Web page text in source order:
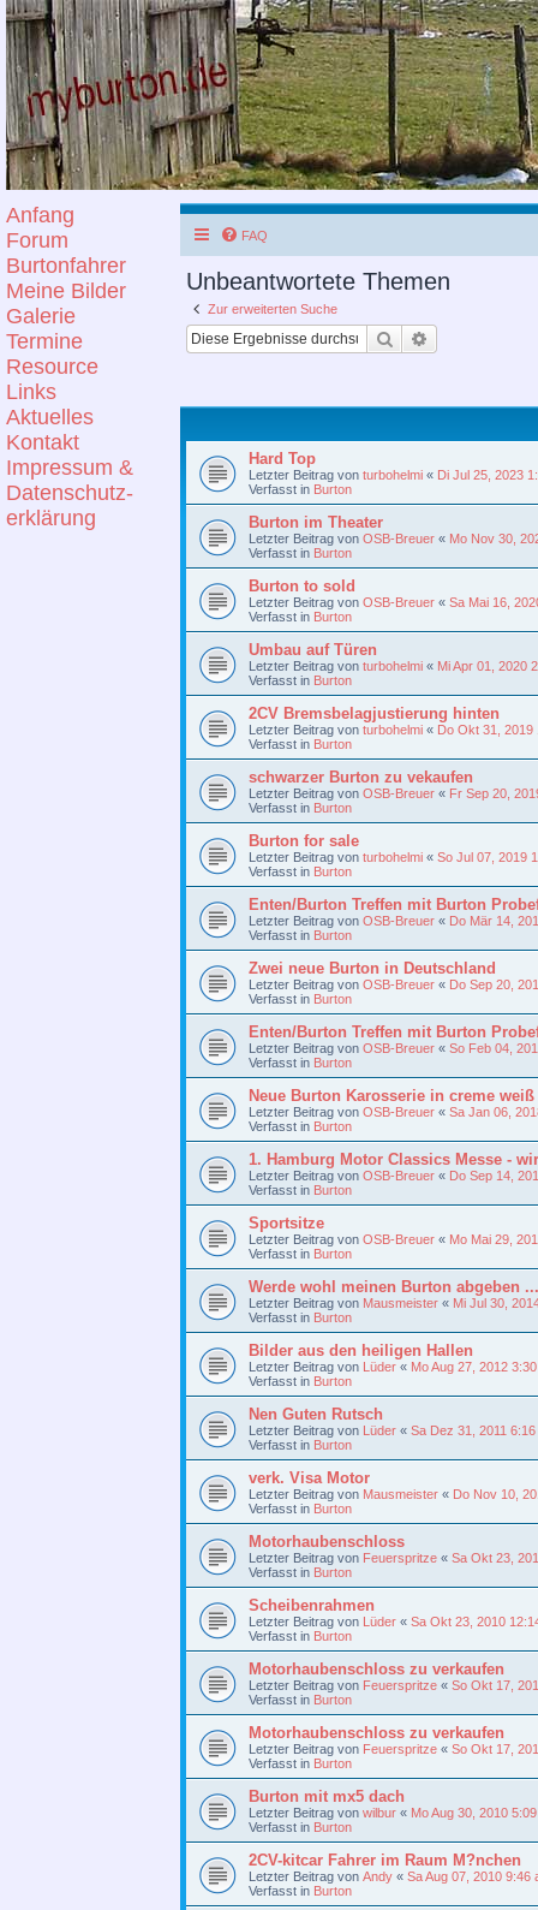
Anfang
Forum
Burtonfahrer
Meine Bilder
Galerie
Termine
Resource
Links
Aktuelles
Kontakt
Impressum &
Datenschutz-
erklärung
FAQ
Unbeantwortete Themen
Zur erweiterten Suche
Suche
Hard Top
Letzter Beitrag von turbohelmi « Di Jul 25, 2023
Verfasst in Burton
Burton im Theater
Letzter Beitrag von OSB-Breuer « Mo Nov 30,
Verfasst in Burton
Burton to sold
Letzter Beitrag von OSB-Breuer « Sa Mai 16,
Verfasst in Burton
Umbau auf Türen
Letzter Beitrag von turbohelmi « Mi Apr 01, 2020
Verfasst in Burton
2CV Bremsbelagjustierung hinten
Letzter Beitrag von turbohelmi « Do Okt 31, 2019
Verfasst in Burton
schwarzer Burton zu vekaufen
Letzter Beitrag von OSB-Breuer « Fr Sep 20,
Verfasst in Burton
Burton for sale
Letzter Beitrag von turbohelmi « So Jul 07, 2019
Verfasst in Burton
Enten/Burton Treffen mit Burton
Letzter Beitrag von OSB-Breuer « Do Mär 14,
Verfasst in Burton
Zwei neue Burton in Deutschland
Letzter Beitrag von OSB-Breuer « Do Sep 20,
Verfasst in Burton
Enten/Burton Treffen mit Burton
Letzter Beitrag von OSB-Breuer « So Feb 04,
Verfasst in Burton
Neue Burton Karosserie in creme
Letzter Beitrag von OSB-Breuer « Sa Jan 06,
Verfasst in Burton
1. Hamburg Motor Classics Messe -
Letzter Beitrag von OSB-Breuer « Do Sep 14,
Verfasst in Burton
Sportsitze
Letzter Beitrag von OSB-Breuer « Mo Mai 29,
Verfasst in Burton
Werde wohl meinen Burton abgeben
Letzter Beitrag von Mausmeister « Mi Jul 30,
Verfasst in Burton
Bilder aus den heiligen Hallen
Letzter Beitrag von Lüder « Mo Aug 27, 2012
Verfasst in Burton
Nen Guten Rutsch
Letzter Beitrag von Lüder « Sa Dez 31, 2011 6:16
Verfasst in Burton
verk. Visa Motor
Letzter Beitrag von Mausmeister « Do Nov 10,
Verfasst in Burton
Motorhaubenschloss
Letzter Beitrag von Feuerspritze « Sa Okt 23,
Verfasst in Burton
Scheibenrahmen
Letzter Beitrag von Lüder « Sa Okt 23, 2010
Verfasst in Burton
Motorhaubenschloss zu verkaufen
Letzter Beitrag von Feuerspritze « So Okt 17,
Verfasst in Burton
Motorhaubenschloss zu verkaufen
Letzter Beitrag von Feuerspritze « So Okt 17,
Verfasst in Burton
Burton mit mx5 dach
Letzter Beitrag von wilbur « Mo Aug 30, 2010
Verfasst in Burton
2CV-kitcar Fahrer im Raum M?nchen
Letzter Beitrag von Andy « Sa Aug 07, 2010 9:46
Verfasst in Burton